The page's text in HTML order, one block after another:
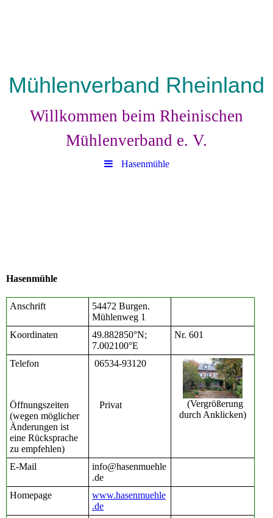
Mühlenverband Rheinland
Willkommen beim Rheinischen
Mühlenverband e. V.
Hasenmühle
Hasenmühle
Anschrift
54472 Burgen.
Mühlenweg 1
Koordinaten
49.882850°N;
7.002100°E
Nr. 601
Telefon
Öffnungszeiten
(wegen möglicher
Änderungen ist
eine Rücksprache
zu empfehlen)
06534-93120
Privat
(Vergrößerung
durch Anklicken)
E-Mail
info@hasenmuehle
.de
Homepage
www.hasenmuehle
.de